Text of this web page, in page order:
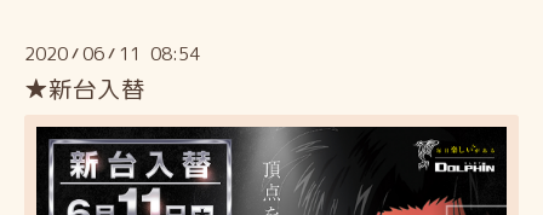
2020/06/ 11 08:54
★新台入替